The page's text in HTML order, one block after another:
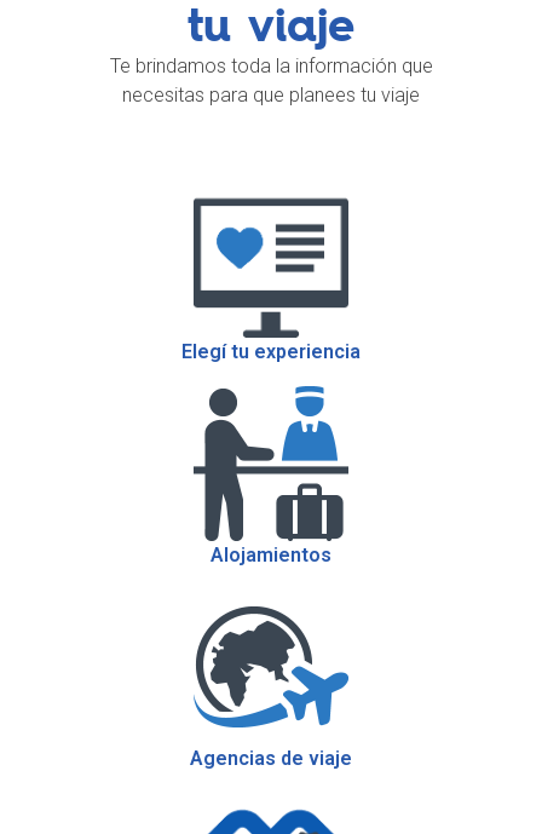
tu viaje
Te brindamos toda la información que
necesitas para que planees tu viaje
Elegí tu experiencia
Alojamientos
Agencias de viaje